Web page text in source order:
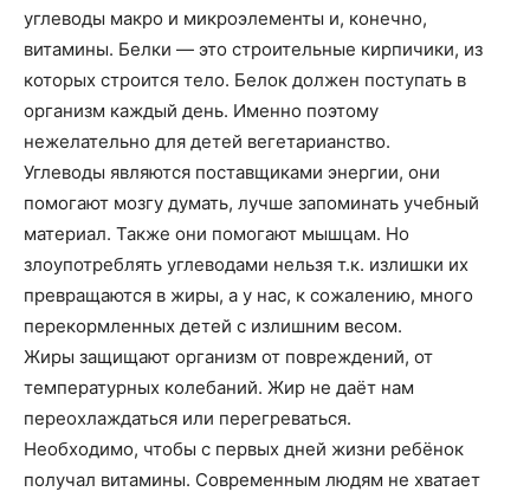
углеводы макро и микроэлементы и, конечно,
витамины. Белки — это строительные кирпичики, из
которых строится тело. Белок должен поступать в
организм каждый день. Именно поэтому
нежелательно для детей вегетарианство.
Углеводы являются поставщиками энергии, они
помогают мозгу думать, лучше запоминать учебный
материал. Также они помогают мышцам. Но
злоупотреблять углеводами нельзя т.к. излишки их
превращаются в жиры, а у нас, к сожалению, много
перекормленных детей с излишним весом.
Жиры защищают организм от повреждений, от
температурных колебаний. Жир не даёт нам
переохлаждаться или перегреваться.
Необходимо, чтобы с первых дней жизни ребёнок
получал витамины. Современным людям не хватает